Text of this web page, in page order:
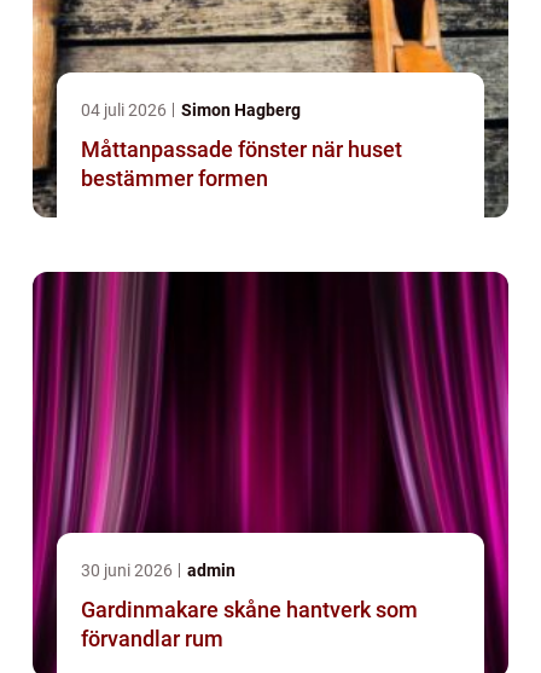
04 juli 2026 Simon Hagberg
Måttanpassade fönster när huset
bestämmer formen
30 juni 2026 admin
Gardinmakare skåne hantverk som
förvandlar rum